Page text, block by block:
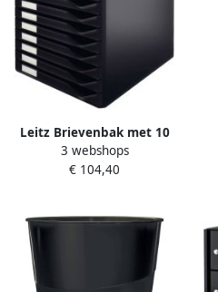
Leitz Brievenbak met 10
lades WOW zwart
3 webshops
€ 104,40